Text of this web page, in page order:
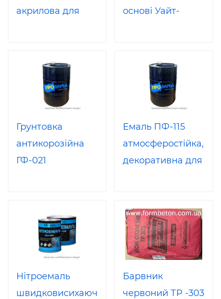
акрилова для
основі Уайт-
Грунтовка
антикорозійна
ГФ-021
Емаль ПФ-115
атмосферостійка,
декоративна для
Нітроемаль
швидковисихаюча
Барвник
червоний ТР -303